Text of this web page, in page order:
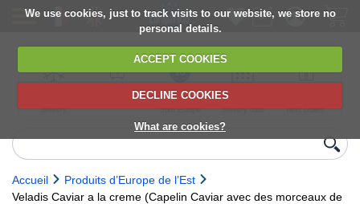
We use cookies, just to track visits to our website, we store no
personal details.
ACCEPT COOKIES
DECLINE COOKIES
What are cookies?
delivery
6,000+ products
Direct import
from Europe
Choose your
delivery date
next orders
Accueil
Produits d’Europe de l’Est
Veladis Caviar a la creme (Capelin Caviar avec des morceaux de